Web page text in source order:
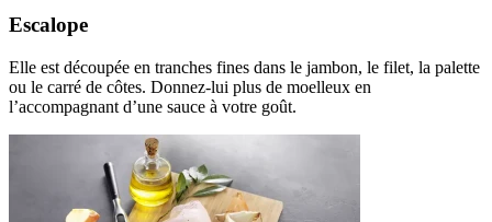
Escalope
Elle est découpée en tranches fines dans le jambon, le filet, la palette
ou le carré de côtes. Donnez-lui plus de moelleux en
l’accompagnant d’une sauce à votre goût.